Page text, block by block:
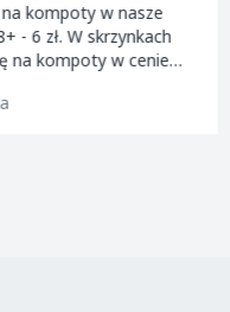
drzewek
na jesień 2026
-gala m9/m26 -
m2